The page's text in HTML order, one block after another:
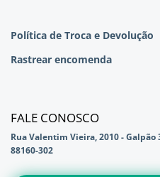
Política de Troca e Devolução
Rastrear encomenda
FALE CONOSCO
Rua Valentim Vieira, 2010 - Galpão
88160-302